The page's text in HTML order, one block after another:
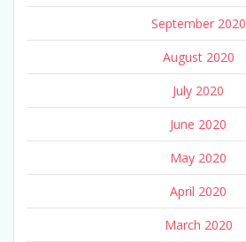
September 2020
August 2020
July 2020
June 2020
May 2020
April 2020
March 2020